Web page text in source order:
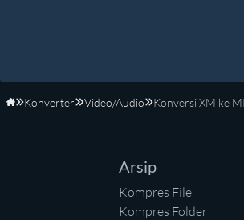
Beranda
Konverter Video/Audio Konversi XM ke
Arsip
Kompres File
Kompres Folder